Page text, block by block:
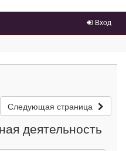
Вход
Следующая страница
деятельность